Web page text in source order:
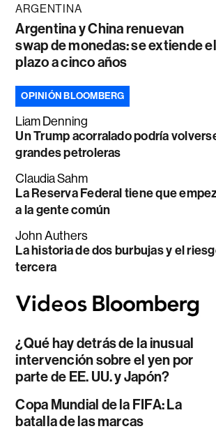
ARGENTINA
Argentina y China renuevan
swap de monedas: se extiende el
plazo a cinco años
OPINIÓN BLOOMBERG
Liam Denning
Un Trump acorralado podría
grandes petroleras
Claudia Sahm
La Reserva Federal tiene que
a la gente común
John Authers
La historia de dos burbujas y el
tercera
¿Qué hay detrás de la inusual
intervención sobre el yen por
parte de EE. UU. y Japón?
Copa Mundial de la FIFA: La
batalla de las marcas